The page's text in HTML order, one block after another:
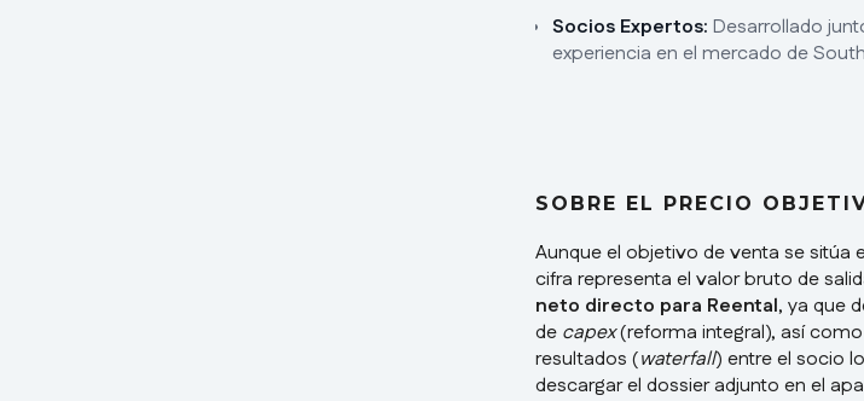
Socios Expertos: Desarrollado
experiencia en el mercado de
SOBRE EL PRECIO
Aunque el objetivo de venta se sitúa
cifra representa el valor bruto de
neto directo para Reental, ya que
de capex(reforma integral), así
resultados (waterfall) entre el socio
descargar el dossier adjunto en el